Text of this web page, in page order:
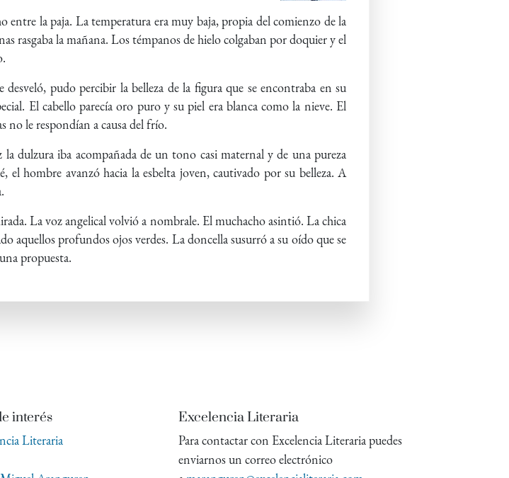
entre la paja. La temperatura era muy baja, propia del comienzo de la
rasgaba la mañana. Los témpanos de hielo colgaban por doquier y el
pudo percibir la belleza de la figura que se encontraba en su
El cabello parecía oro puro y su piel era blanca como la nieve. El
no le respondían a causa del frío.
dulzura iba acompañada de un tono casi maternal y de una pureza
hombre avanzó hacia la esbelta joven, cautivado por su belleza. A
La voz angelical volvió a nombrale. El muchacho asintió. La chica
aquellos profundos ojos verdes. La doncella susurró a su oído que se
propuesta.
interés
Literaria
Excelencia Literaria
Para contactar con Excelencia Literaria puedes
enviarnos un correo electrónico